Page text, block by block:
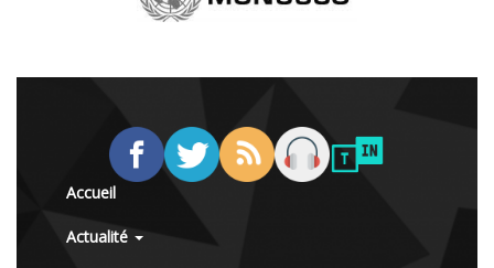
Accueil
Actualité